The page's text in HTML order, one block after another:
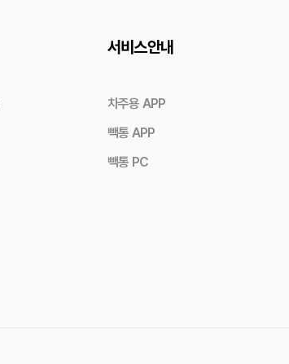
서비스안내
차주용 APP
빽통 APP
빽통 PC